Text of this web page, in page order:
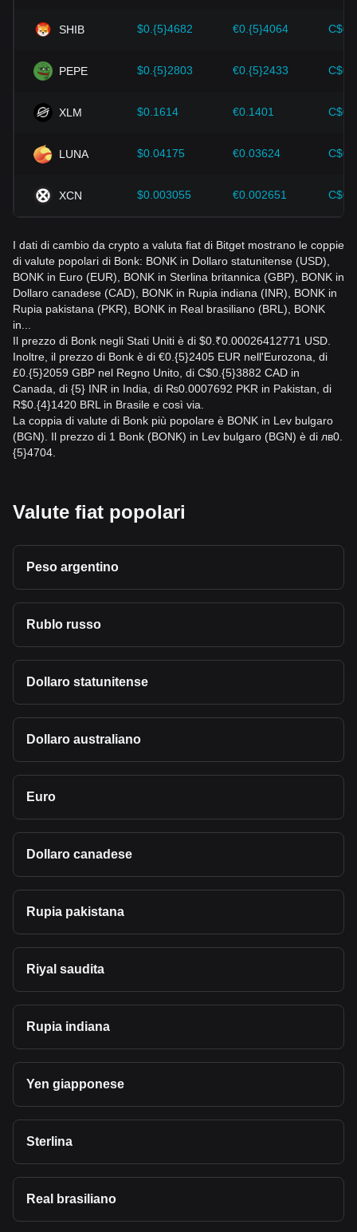
monitorare attentamente le future variazioni del prezzo di
investimento in un mercato in continua evoluzione.
SHIB $0.{5}4682 €0.{5}4064
PEPE $0.{5}2803 €0.{5}2433
XLM $0.1614 €0.1401
LUNA $0.04175 €0.03624
XCN $0.003055 €0.002651
I dati di cambio da crypto a valuta fiat di Bitget mostrano le coppie
di valute popolari di Bonk: BONK in Dollaro statunitense (USD),
BONK in Euro (EUR), BONK in Sterlina britannica (GBP), BONK in
Dollaro canadese (CAD), BONK in Rupia indiana (INR), BONK in
Rupia pakistana (PKR), BONK in Real brasiliano (BRL), BONK
in...
Il prezzo di Bonk negli Stati Uniti è di $0.₹0.00026412771 USD.
Inoltre, il prezzo di Bonk è di €0.{5}2405 EUR nell'Eurozona, di
£0.{5}2059 GBP nel Regno Unito, di C$0.{5}3882 CAD in
Canada, di {5} INR in India, di ₨0.0007692 PKR in Pakistan, di
R$0.{4}1420 BRL in Brasile e così via.
La coppia di valute di Bonk più popolare è BONK in Lev bulgaro
(BGN). Il prezzo di 1 Bonk (BONK) in Lev bulgaro (BGN) è di лв0.
{5}4704.
Valute fiat popolari
Peso argentino
Rublo russo
Dollaro statunitense
Dollaro australiano
Euro
Dollaro canadese
Rupia pakistana
Riyal saudita
Rupia indiana
Yen giapponese
Sterlina
Real brasiliano